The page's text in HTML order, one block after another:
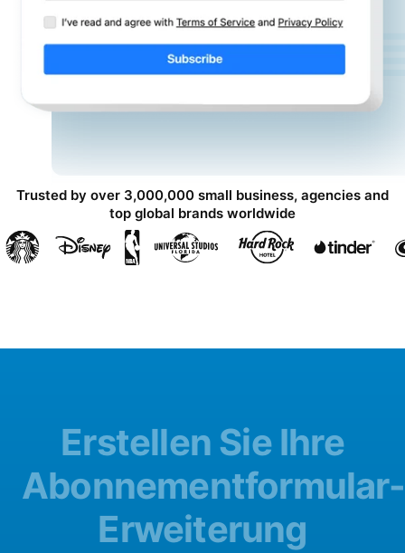
Trusted by over 3,000,000 small business, agencies and
top global brands worldwide
Erstellen Sie Ihre
Abonnementformular-
Erweiterung